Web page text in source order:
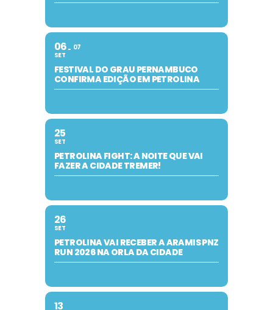
06
SET
07
FESTIVAL DO GRAU PERNAMBUCO
CONFIRMA EDIÇÃO EM PETROLINA
25
SET
PETROLINA FIGHT: A NOITE QUE VAI
FAZER A CIDADE TREMER!
26
SET
PETROLINA VAI RECEBER A ARAMIS PNZ
RUN 2026 NA ORLA DA CIDADE
13